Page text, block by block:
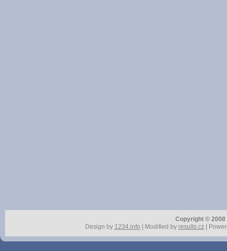
Copyright ©
Design by 1234.info | Modified by results.cz|